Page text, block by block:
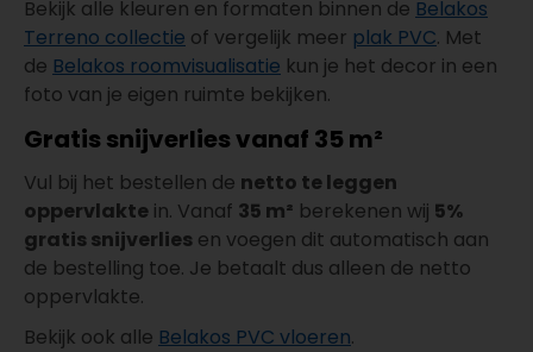
Bekijk alle kleuren en formaten binnen de Belakos
Terreno collectie of vergelijk meer plak PVC. Met
de Belakos roomvisualisatie kun je het decor in een
foto van je eigen ruimte bekijken.
Gratis snijverlies vanaf 35 m²
Vul bij het bestellen de netto te leggen
oppervlakte in. Vanaf 35 m² berekenen wij 5%
gratis snijverlies en voegen dit automatisch aan
de bestelling toe. Je betaalt dus alleen de netto
oppervlakte.
Bekijk ook alle Belakos PVC vloeren.